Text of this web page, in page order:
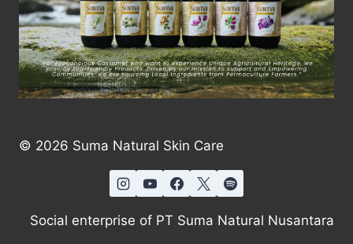
© 2026 Suma Natural Skin Care
Social enterprise of PT Suma Natural Nusantara